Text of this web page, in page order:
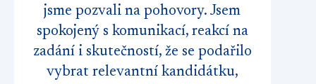
jsme pozvali na pohovory. Jsem
spokojený s komunikací, reakcí na
zadání i skutečností, že se podařilo
vybrat relevantní kandidátku,